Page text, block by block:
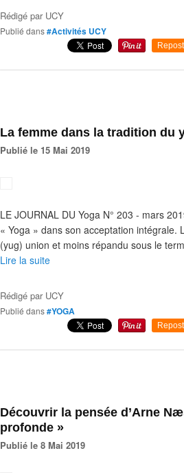
Rédigé par UCY
Publié dans#Activités UCY
Repost
La femme dans la tradition du
Publié le 15 Mai 2019
LE JOURNAL DU Yoga N° 203 - mars
« Yoga » dans son acceptation
(yug) union et moins répandu sous le
Lire la suite
Rédigé par UCY
Publié dans#YOGA
Repost
Découvrir la pensée d’Arne
profonde »
Publié le 8 Mai 2019